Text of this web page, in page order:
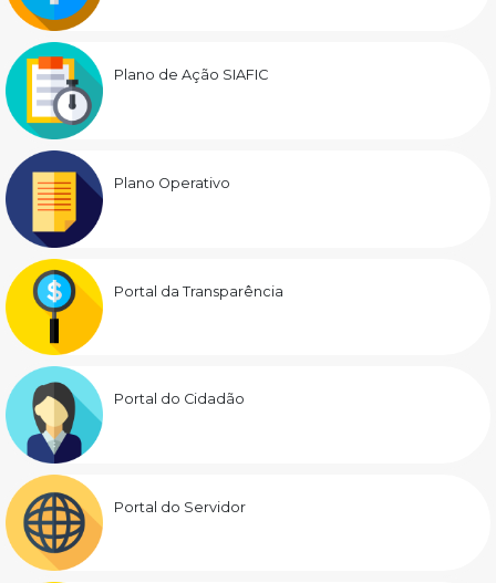
Plano de Ação SIAFIC
Plano Operativo
Portal da Transparência
Portal do Cidadão
Portal do Servidor